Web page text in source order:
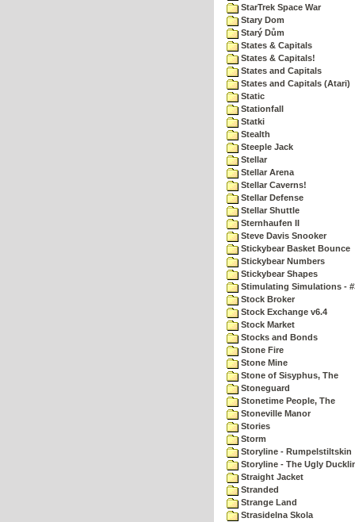
StarTrek Space War
Stary Dom
Starý Dům
States & Capitals
States & Capitals!
States and Capitals
States and Capitals (Atari)
Static
Stationfall
Statki
Stealth
Steeple Jack
Stellar
Stellar Arena
Stellar Caverns!
Stellar Defense
Stellar Shuttle
Sternhaufen II
Steve Davis Snooker
Stickybear Basket Bounce
Stickybear Numbers
Stickybear Shapes
Stimulating Simulations -
Stock Broker
Stock Exchange v6.4
Stock Market
Stocks and Bonds
Stone Fire
Stone Mine
Stone of Sisyphus, The
Stoneguard
Stonetime People, The
Stoneville Manor
Stories
Storm
Storyline - Rumpelstiltskin
Storyline - The Ugly
Straight Jacket
Stranded
Strange Land
Strasidelna Skola